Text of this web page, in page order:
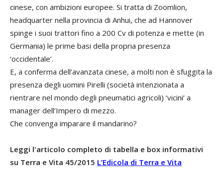
cinese, con ambizioni europee. Si tratta di Zoomlion,
headquarter nella provincia di Anhui, che ad Hannover
spinge i suoi trattori fino a 200 Cv di potenza e mette (in
Germania) le prime basi della propria presenza
‘occidentale’.
E, a conferma dell’avanzata cinese, a molti non è sfuggita la
presenza degli uomini Pirelli (società intenzionata a
rientrare nel mondo degli pneumatici agricoli) ‘vicini’ a
manager dell’Impero di mezzo.
Che convenga imparare il mandarino?
Leggi l'articolo completo di tabella e box informativi
su Terra e Vita 45/2015 L’Edicola di Terra e Vita